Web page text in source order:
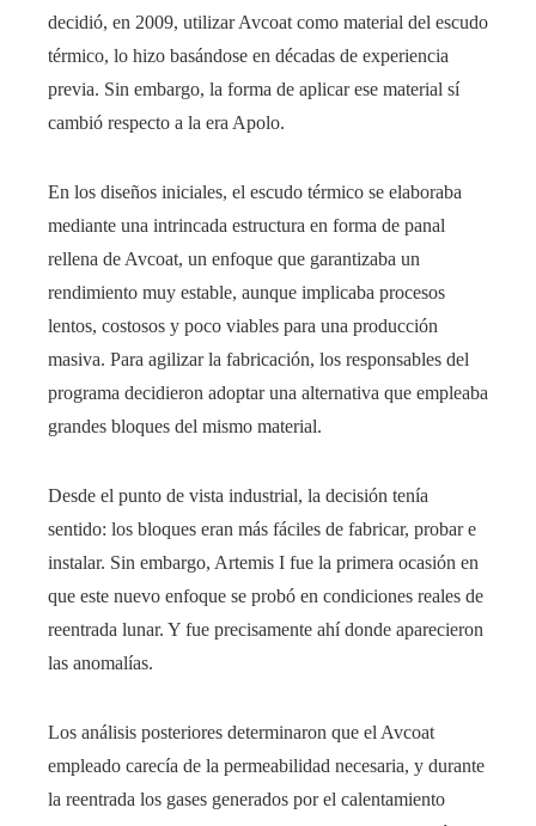
decidió, en 2009, utilizar Avcoat como material del escudo
térmico, lo hizo basándose en décadas de experiencia
previa. Sin embargo, la forma de aplicar ese material sí
cambió respecto a la era Apolo.
En los diseños iniciales, el escudo térmico se elaboraba
mediante una intrincada estructura en forma de panal
rellena de Avcoat, un enfoque que garantizaba un
rendimiento muy estable, aunque implicaba procesos
lentos, costosos y poco viables para una producción
masiva. Para agilizar la fabricación, los responsables del
programa decidieron adoptar una alternativa que empleaba
grandes bloques del mismo material.
Desde el punto de vista industrial, la decisión tenía
sentido: los bloques eran más fáciles de fabricar, probar e
instalar. Sin embargo, Artemis I fue la primera ocasión en
que este nuevo enfoque se probó en condiciones reales de
reentrada lunar. Y fue precisamente ahí donde aparecieron
las anomalías.
Los análisis posteriores determinaron que el Avcoat
empleado carecía de la permeabilidad necesaria, y durante
la reentrada los gases generados por el calentamiento